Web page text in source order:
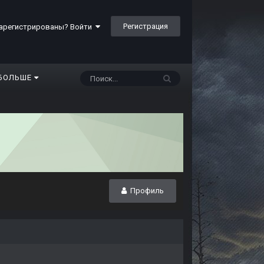
Войти Регистрация
Профиль